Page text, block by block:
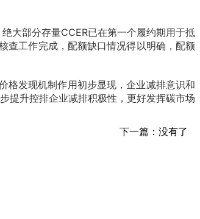
大部分存量CCER已在第一个履约期用于抵
查工作完成，配额缺口情况得以明确，配额
格发现机制作用初步显现，企业减排意识和
提升控排企业减排积极性，更好发挥碳市场
下一篇：没有了